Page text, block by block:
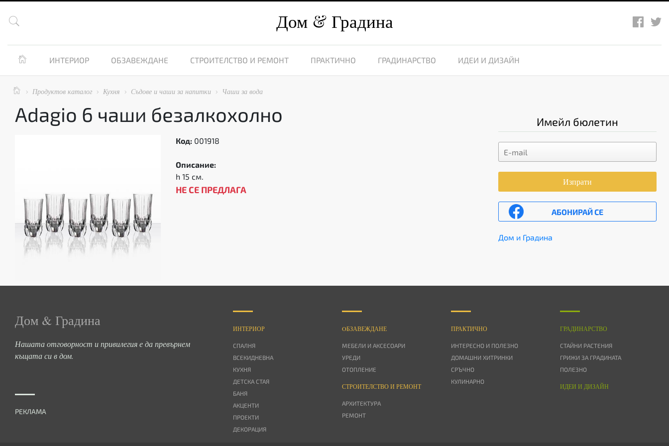
 Дом Градина
 ИНТЕРИОР ОБЗАВЕЖДАНЕ СТРОИТЕЛСТВО И РЕМОНТ ПРАКТИЧНО ГРАДИНАРСТВО ИДЕИ И ДИЗАЙН
  Продуктов каталог  Кухня  Съдове и чаши за напитки  Чаши за вода
Adagio 6 чаши безалкохолно
Код: 001918
Описание:
h 15 см.
НЕ СЕ ПРЕДЛАГА
Имейл бюлетин
Изпрати
АБОНИРАЙ СЕ
Дом и Градина
Дом & Градина
Нашата отговорност и привилегия е да превърнем
къщата си в дом.
РЕКЛАМА
ИНТЕРИОР
СПАЛНЯ
ВСЕКИДНЕВНА
КУХНЯ
ДЕТСКА СТАЯ
БАНЯ
АКЦЕНТИ
ПРОЕКТИ
ДЕКОРАЦИЯ
OБЗАВЕЖДАНЕ
МЕБЕЛИ И АКСЕСОАРИ
УРЕДИ
ОТОПЛЕНИЕ
СТРОИТЕЛСТВО И РЕМОНТ
АРХИТЕКТУРА
РЕМОНТ
ПРАКТИЧНО
ИНТЕРЕСНО И ПОЛЕЗНО
ДОМАШНИ ХИТРИНКИ
СРЪЧНО
КУЛИНАРНО
ГРАДИНАРСТВО
СТАЙНИ РАСТЕНИЯ
ГРИЖИ ЗА ГРАДИНАТА
ПОЛЕЗНО
ИДЕИ И ДИЗАЙН